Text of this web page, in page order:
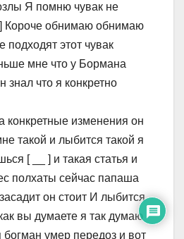
Я помню чувак не
Короче обнимаю обнимаю
этот чувак
мне что у Бормана
знал что я конкретно
конкретные изменения он
такой и лыбится такой я
[ __ ] и такая статья и
полхаты сейчас папаша
он стоит И лыбится
вы думаете я так думаю
умер передоз и вот